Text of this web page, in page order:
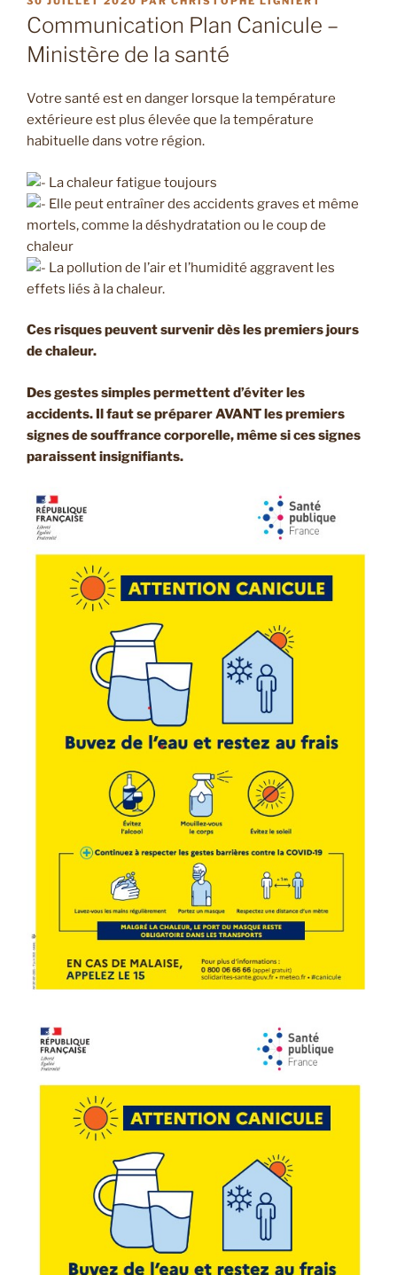
LE
Communication Plan Canicule –
Ministère de la santé
Votre santé est en danger lorsque la température
extérieure est plus élevée que la température
habituelle dans votre région.
La chaleur fatigue toujours
Elle peut entraîner des accidents graves et même
mortels, comme la déshydratation ou le coup de
chaleur
La pollution de l’air et l’humidité aggravent les
effets liés à la chaleur.
Ces risques peuvent survenir dès les premiers jours
de chaleur.
Des gestes simples permettent d’éviter les
accidents. Il faut se préparer AVANT les premiers
signes de souffrance corporelle, même si ces signes
paraissent insignifiants.